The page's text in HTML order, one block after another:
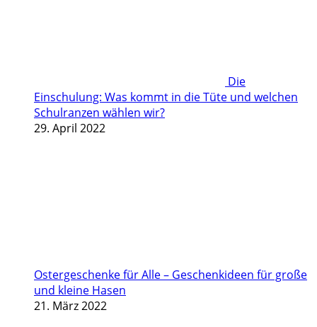
Die
Einschulung: Was kommt in die Tüte und welchen
Schulranzen wählen wir?
29. April 2022
Ostergeschenke für Alle – Geschenkideen für große
und kleine Hasen
21. März 2022